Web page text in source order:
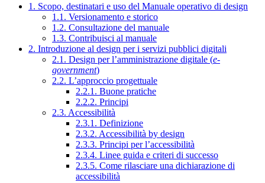
1. Scopo, destinatari e uso del Manuale operativo di design
1.1. Versionamento e storico
1.2. Consultazione del manuale
1.3. Contribuisci al manuale
2. Introduzione al design per i servizi pubblici digitali
2.1. Design per l’amministrazione digitale (e-
government)
2.2. L’approccio progettuale
2.2.1. Buone pratiche
2.2.2. Principi
2.3. Accessibilità
2.3.1. Definizione
2.3.2. Accessibilità by design
2.3.3. Principi per l’accessibilità
2.3.4. Linee guida e criteri di successo
2.3.5. Come rilasciare una dichiarazione di
accessibilità